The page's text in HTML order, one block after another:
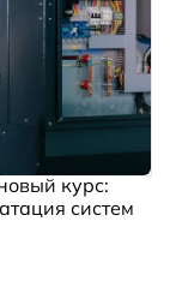
курс:
систем